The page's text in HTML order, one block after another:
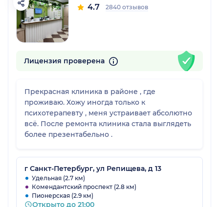
4.7 2840 отзывов
Лицензия проверена
Прекрасная клиника в районе , где
проживаю. Хожу иногда только к
психотерапевту , меня устраивает абсолютно
всё. После ремонта клиника стала выглядеть
более презентабельно .
г Санкт-Петербург, ул Репищева, д 13
Удельная (2.7 км)
Комендантский проспект (2.8 км)
Пионерская (2.9 км)
Открыто до 21:00